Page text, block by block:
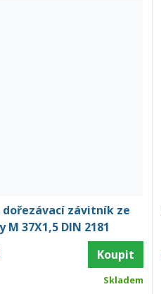
dořezávací závitník ze
M 37X1,5 DIN 2181
Koupit
Skladem